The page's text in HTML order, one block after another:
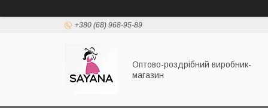
+380 (68) 968-95-89
Оптово-роздрібний виробник-
магазин